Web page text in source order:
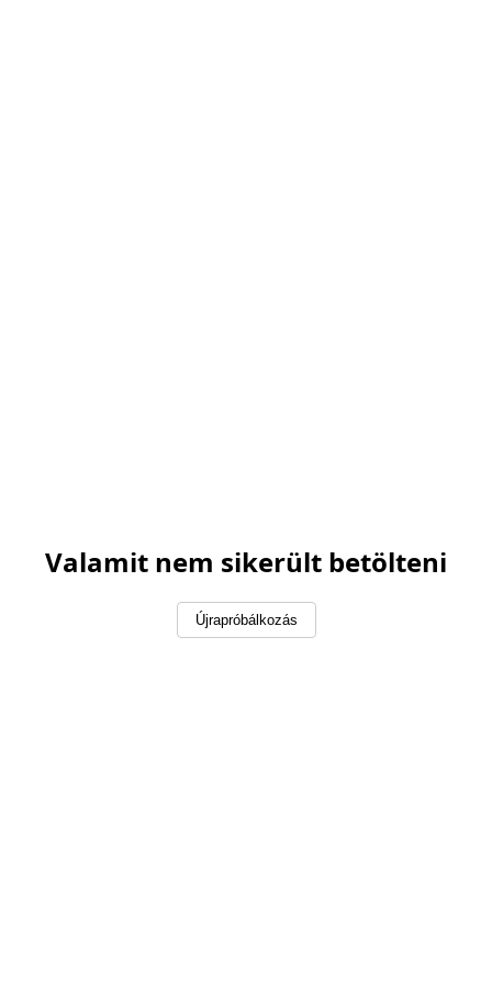
Valamit nem sikerült betölteni
Újrapróbálkozás